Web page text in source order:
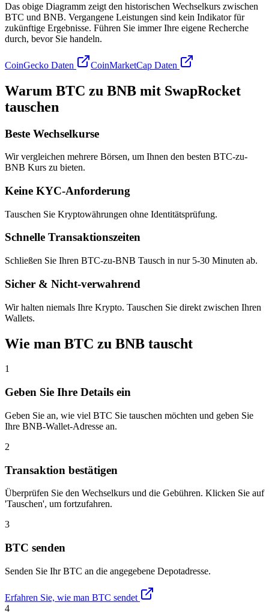
Das obige Diagramm zeigt den historischen Wechselkurs zwischen
BTC und BNB. Vergangene Leistungen sind kein Indikator für
zukünftige Ergebnisse. Führen Sie immer Ihre eigene Recherche
durch, bevor Sie handeln.
CoinGecko Daten CoinMarketCap Daten
Warum BTC zu BNB mit SwapRocket
tauschen
Beste Wechselkurse
Wir vergleichen mehrere Börsen, um Ihnen den besten BTC-zu-
BNB Kurs zu bieten.
Keine KYC-Anforderung
Tauschen Sie Kryptowährungen ohne Identitätsprüfung.
Schnelle Transaktionszeiten
Schließen Sie Ihren BTC-zu-BNB Tausch in nur 5-30 Minuten ab.
Sicher & Nicht-verwahrend
Wir halten niemals Ihre Krypto. Tauschen Sie direkt zwischen Ihren
Wallets.
Wie man BTC zu BNB tauscht
1
Geben Sie Ihre Details ein
Geben Sie an, wie viel BTC Sie tauschen möchten und geben Sie
Ihre BNB-Wallet-Adresse an.
2
Transaktion bestätigen
Überprüfen Sie den Wechselkurs und die Gebühren. Klicken Sie auf
'Tauschen', um fortzufahren.
3
BTC senden
Senden Sie Ihr BTC an die angegebene Depotadresse.
Erfahren Sie, wie man BTC sendet
4